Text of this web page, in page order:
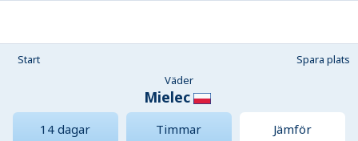
Start
Spara plats
Väder
Mielec
14 dagar Timmar Jämför